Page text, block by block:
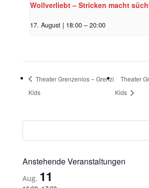
Wollverliebt – Stricken macht
17. August | 18:00 – 20:00
Theater Grenzenlos – Grenzi
Kids
Theater
Kids
Anstehende Veranstaltungen
Aug. 11